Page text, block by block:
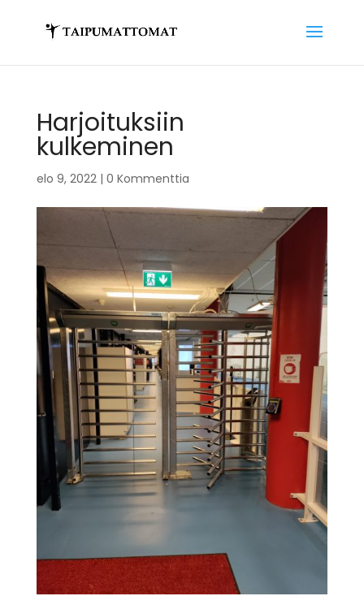
Harjoituksiin
kulkeminen
elo 9, 2022| 0 Kommenttia